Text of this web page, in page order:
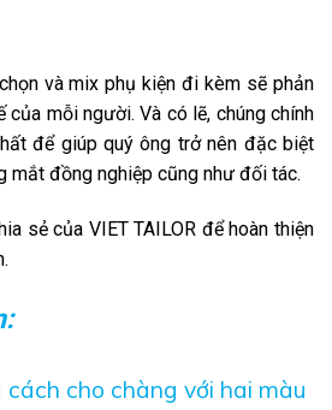
và mix phụ kiện đi kèm sẽ phản
của mỗi người. Và có lẽ, chúng chính
để giúp quý ông trở nên đặc biệt
mắt đồng nghiệp cũng như đối tác.
sẻ của VIET TAILOR để hoàn thiện
cho chàng với hai màu